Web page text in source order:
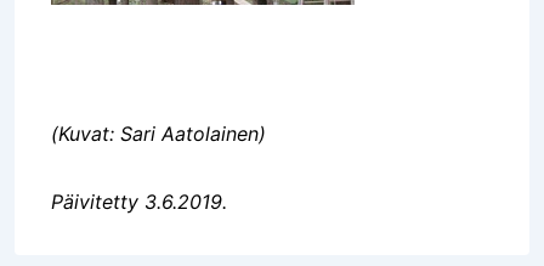
(Kuvat: Sari Aatolainen)
Päivitetty 3.6.2019.